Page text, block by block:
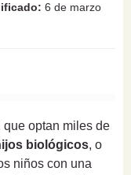
6 de marzo
optan miles de
biológicos, o
niños con una